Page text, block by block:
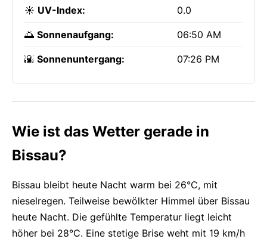
☀️ UV-Index: 0.0
🌅 Sonnenaufgang: 06:50 AM
🌇 Sonnenuntergang: 07:26 PM
Wie ist das Wetter gerade in
Bissau?
Bissau bleibt heute Nacht warm bei 26°C, mit
nieselregen. Teilweise bewölkter Himmel über Bissau
heute Nacht. Die gefühlte Temperatur liegt leicht
höher bei 28°C. Eine stetige Brise weht mit 19 km/h